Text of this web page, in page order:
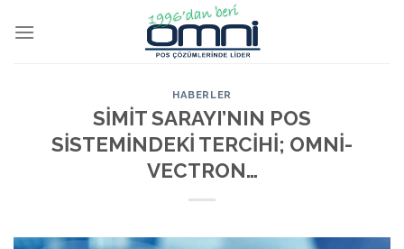
HABERLER
SİMİT SARAYI’NIN POS
SİSTEMİNDEKİ TERCİHİ; OMNİ-
VECTRON…